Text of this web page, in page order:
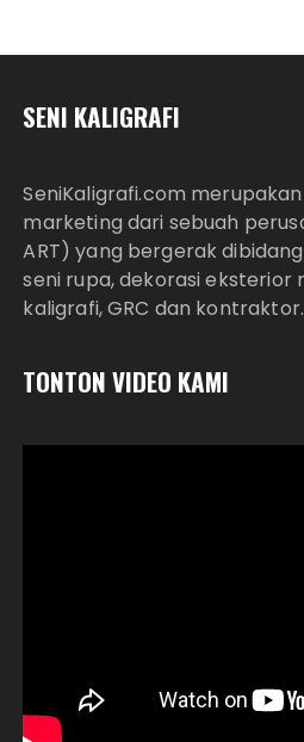
SENI KALIGRAFI
SeniKaligrafi.com
marketing dari sebuah
ART) yang bergerak
seni rupa, dekorasi eksterior
kaligrafi, GRC dan kontraktor.
TONTON VIDEO KAMI